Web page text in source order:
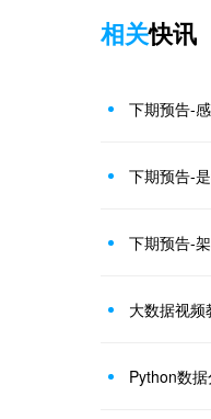
相关快讯
下期预告-
下期预告-
下期预告-
大数据视频
Python数